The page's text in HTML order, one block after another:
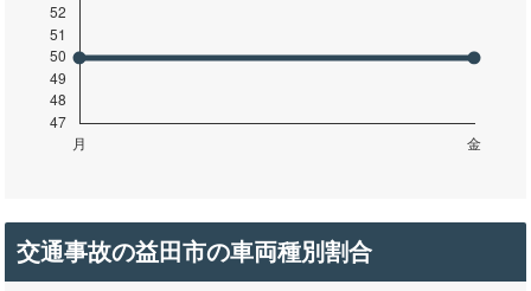
交通事故の益田市の車両種別割合